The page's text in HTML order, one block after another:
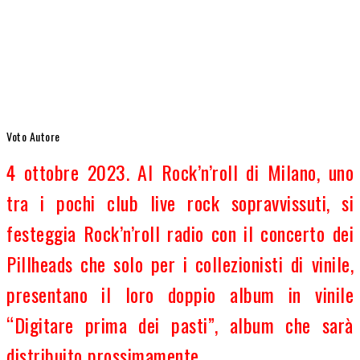
Voto Autore
4 ottobre 2023. Al Rock’n’roll di Milano, uno
tra i pochi club live rock sopravvissuti, si
festeggia Rock’n’roll radio con il concerto dei
Pillheads che solo per i collezionisti di vinile,
presentano il loro doppio album in vinile
“Digitare prima dei pasti”, album che sarà